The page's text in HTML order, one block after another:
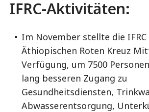
IFRC-Aktivitäten:
Im November stellte die IFRC
Äthiopischen Roten Kreuz
Verfügung, um 7500
lang besseren Zugang zu
Gesundheitsdiensten,
Abwasserentsorgung,